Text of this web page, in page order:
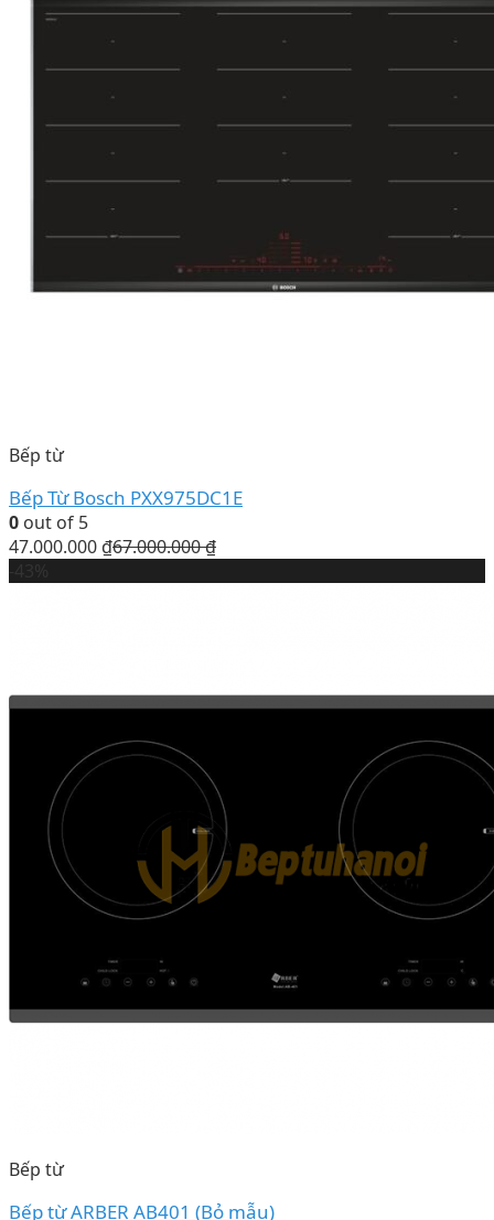
Bếp từ
Bếp Từ Bosch PXX975DC1E
0 out of 5
47.000.000 ₫67.000.000₫
Bếp từ
Bếp từ ARBER AB401 (Bỏ mẫu)